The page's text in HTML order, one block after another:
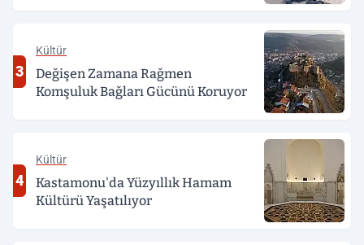
3
Kültür
Değişen Zamana Rağmen
Komşuluk Bağları Gücünü Koruyor
4
Kültür
Kastamonu'da Yüzyıllık Hamam
Kültürü Yaşatılıyor